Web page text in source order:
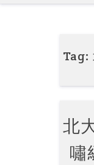
Tag:
北
嘯